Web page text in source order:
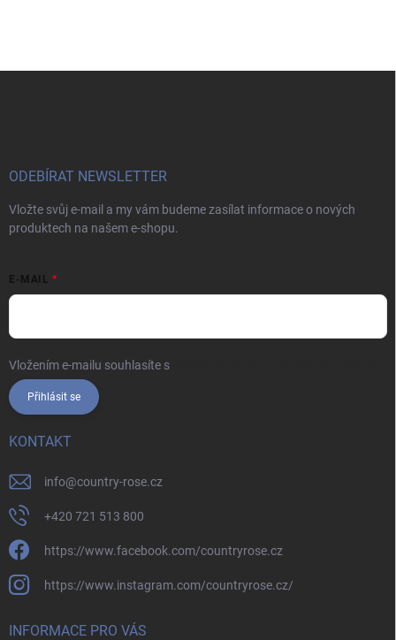
ODEBÍRAT NEWSLETTER
Vložte svůj e-mail a my vám budeme zasílat informace o nových
produktech na našem e-shopu.
E-MAIL
Vložením e-mailu souhlasíte s
Přihlásit se
KONTAKT
info@country-rose.cz
+420 721 513 800
https://www.facebook.com/countryrose.cz
https://www.instagram.com/countryrose.cz/
INFORMACE PRO VÁS